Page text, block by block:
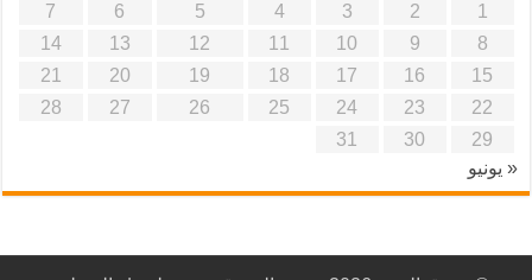
1
2
3
4
5
6
7
8
9
10
11
12
13
14
15
16
17
18
19
20
21
22
23
24
25
26
27
28
29
30
31
« يونيو